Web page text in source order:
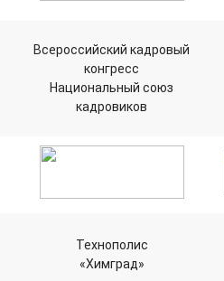
Всероссийский кадровый
конгресс
Национальный союз
кадровиков
Технополис
«Химград»